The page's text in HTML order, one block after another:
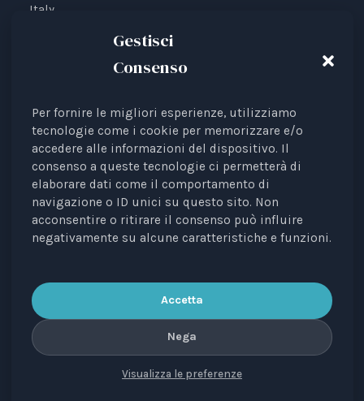
Gestisci
Consenso
Per fornire le migliori esperienze, utilizziamo
tecnologie come i cookie per memorizzare e/o
accedere alle informazioni del dispositivo. Il
consenso a queste tecnologie ci permetterà di
elaborare dati come il comportamento di
navigazione o ID unici su questo sito. Non
acconsentire o ritirare il consenso può influire
negativamente su alcune caratteristiche e funzioni.
Accetta
Nega
Visualizza le preferenze
Italy.
IBAN: IT87V0501804000000017176777
Animal Law Italia is an Italian Third Sector Entity
listed in the RUNTS register (Rep. 4 of 01/03/2022),
recognised as an interest representative before the
European Institutions.
The journalDiritti degli Animali. Profili Etici, Scientifici e
Giuridiciis a periodical registered with the Court of
Elisa Scarpino.
PRIVACY COOKIE